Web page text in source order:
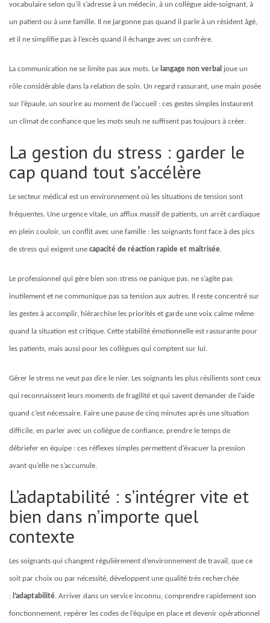
vocabulaire selon qu’il s’adresse à un médecin, à un collègue aide-soignant, à
un patient ou à une famille. Il ne jargonne pas quand il parle à un résident âgé,
et il ne simplifie pas à l’excès quand il échange avec un confrère.
La communication ne se limite pas aux mots. Le langage non verbal joue un
rôle considérable dans la relation de soin. Un regard rassurant, une main posée
sur l’épaule, un sourire au moment de l’accueil : ces gestes simples instaurent
un climat de confiance que les mots seuls ne suffisent pas toujours à créer.
La gestion du stress : garder le
cap quand tout s’accélère
Le secteur médical est un environnement où les situations de tension sont
fréquentes. Une urgence vitale, un afflux massif de patients, un arrêt cardiaque
en plein couloir, un conflit avec une famille : les soignants font face à des pics
de stress qui exigent une capacité de réaction rapide et maîtrisée.
Le professionnel qui gère bien son stress ne panique pas, ne s’agite pas
inutilement et ne communique pas sa tension aux autres. Il reste concentré sur
les gestes à accomplir, hiérarchise les priorités et garde une voix calme même
quand la situation est critique. Cette stabilité émotionnelle est rassurante pour
les patients, mais aussi pour les collègues qui comptent sur lui.
Gérer le stress ne veut pas dire le nier. Les soignants les plus résilients sont ceux
qui reconnaissent leurs moments de fragilité et qui savent demander de l’aide
quand c’est nécessaire. Faire une pause de cinq minutes après une situation
difficile, en parler avec un collègue de confiance, prendre le temps de
débriefer en équipe : ces réflexes simples permettent d’évacuer la pression
avant qu’elle ne s’accumule.
L’adaptabilité : s’intégrer vite et
bien dans n’importe quel
contexte
Les soignants qui changent régulièrement d’environnement de travail, que ce
soit par choix ou par nécessité, développent une qualité très recherchée
: l’adaptabilité. Arriver dans un service inconnu, comprendre rapidement son
fonctionnement, repérer les codes de l’équipe en place et devenir opérationnel